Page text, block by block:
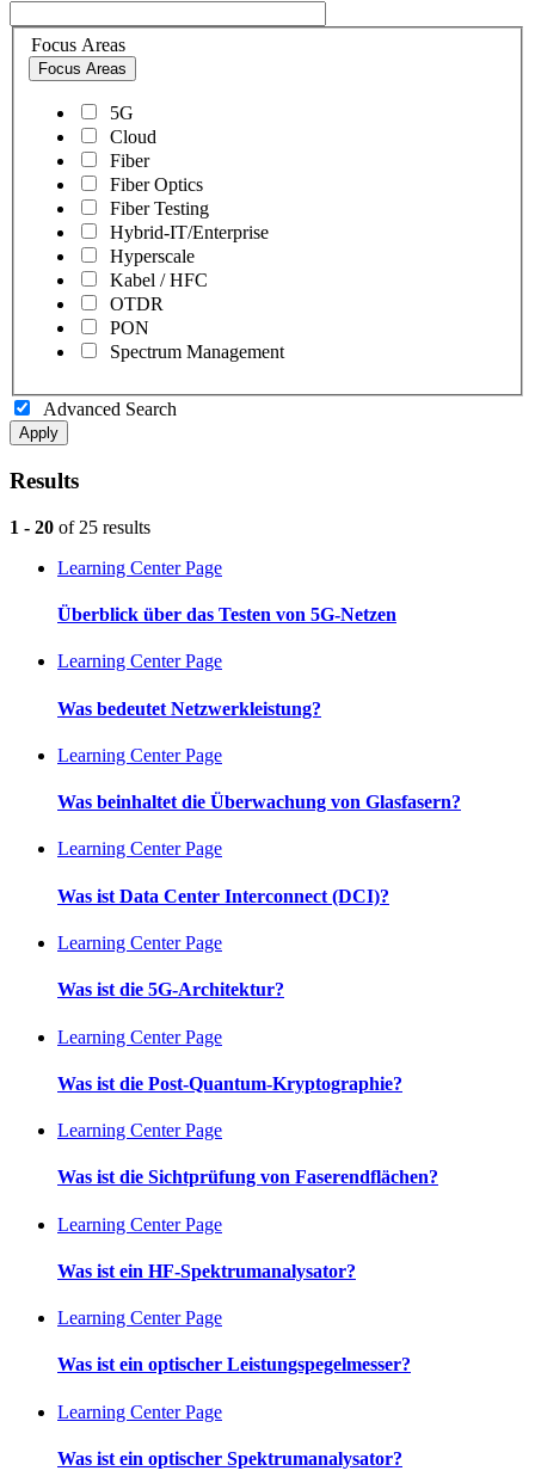
Focus Areas
Focus Areas
5G
Cloud
Fiber
Fiber Optics
Fiber Testing
Hybrid-IT/Enterprise
Hyperscale
Kabel / HFC
OTDR
PON
Spectrum Management
Advanced Search
Apply
Results
1 - 20 of 25 results
Learning Center Page
Überblick über das Testen von 5G-Netzen
Learning Center Page
Was bedeutet Netzwerkleistung?
Learning Center Page
Was beinhaltet die Überwachung von Glasfasern?
Learning Center Page
Was ist Data Center Interconnect (DCI)?
Learning Center Page
Was ist die 5G-Architektur?
Learning Center Page
Was ist die Post-Quantum-Kryptographie?
Learning Center Page
Was ist die Sichtprüfung von Faserendflächen?
Learning Center Page
Was ist ein HF-Spektrumanalysator?
Learning Center Page
Was ist ein optischer Leistungspegelmesser?
Learning Center Page
Was ist ein optischer Spektrumanalysator?